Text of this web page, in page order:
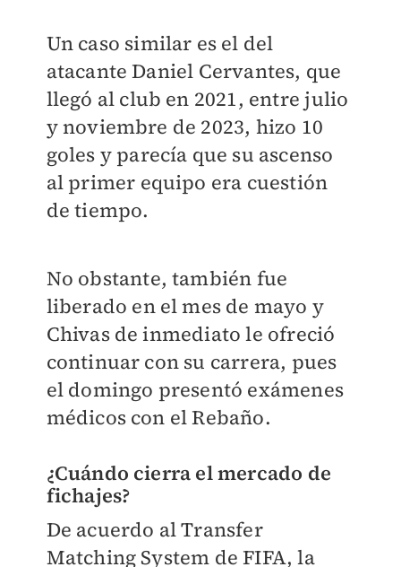
Un caso similar es el del
atacante Daniel Cervantes, que
llegó al club en 2021, entre julio
y noviembre de 2023, hizo 10
goles y parecía que su ascenso
al primer equipo era cuestión
de tiempo.
No obstante, también fue
liberado en el mes de mayo y
Chivas de inmediato le ofreció
continuar con su carrera, pues
el domingo presentó exámenes
médicos con el Rebaño.
¿Cuándo cierra el mercado de
fichajes?
De acuerdo al Transfer
Matching System de FIFA, la